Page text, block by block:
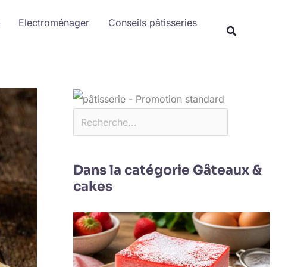
Electroménager
Conseils pâtisseries
Dans la catégorie Gâteaux &
cakes